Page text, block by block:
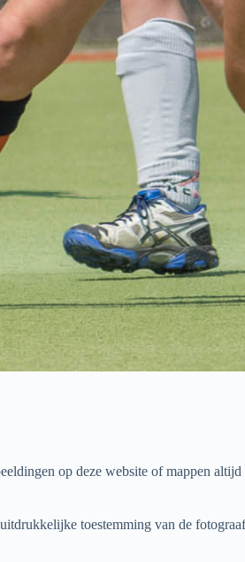
op deze website of mappen
toestemming van de